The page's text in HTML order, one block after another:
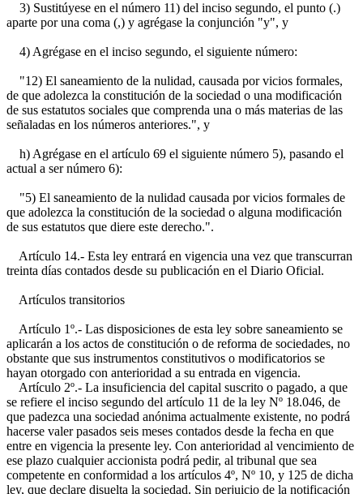
3) Sustitúyese en el número 11) del inciso segundo, el punto (.)
aparte por una coma (,) y agrégase la conjunción "y", y
4) Agrégase en el inciso segundo, el siguiente número:
"12) El saneamiento de la nulidad, causada por vicios formales,
de que adolezca la constitución de la sociedad o una modificación
de sus estatutos sociales que comprenda una o más materias de las
señaladas en los números anteriores.", y
h) Agrégase en el artículo 69 el siguiente número 5), pasando el
actual a ser número 6):
"5) El saneamiento de la nulidad causada por vicios formales de
que adolezca la constitución de la sociedad o alguna modificación
de sus estatutos que diere este derecho.".
Artículo 14.- Esta ley entrará en vigencia una vez que transcurran
treinta días contados desde su publicación en el Diario Oficial.
Artículos transitorios
Artículo 1º.- Las disposiciones de esta ley sobre saneamiento se
aplicarán a los actos de constitución o de reforma de sociedades, no
obstante que sus instrumentos constitutivos o modificatorios se
hayan otorgado con anterioridad a su entrada en vigencia.
Artículo 2º.- La insuficiencia del capital suscrito o pagado, a que
se refiere el inciso segundo del artículo 11 de la ley Nº 18.046, de
que padezca una sociedad anónima actualmente existente, no podrá
hacerse valer pasados seis meses contados desde la fecha en que
entre en vigencia la presente ley. Con anterioridad al vencimiento de
ese plazo cualquier accionista podrá pedir, al tribunal que sea
competente en conformidad a los artículos 4º, Nº 10, y 125 de dicha
ley, que declare disuelta la sociedad. Sin perjuicio de la notificación